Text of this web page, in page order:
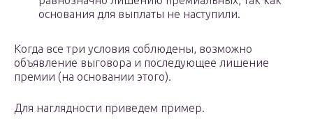
основания для выплаты не наступили.
Когда все три условия соблюдены, возможно
объявление выговора и последующее лишение
премии (на основании этого).
Для наглядности приведем пример.